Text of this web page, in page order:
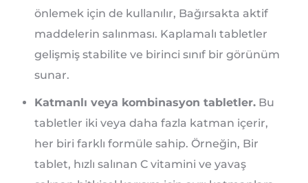
önlemek için de kullanılır, Bağırsakta aktif
maddelerin salınması. Kaplamalı tabletler
gelişmiş stabilite ve birinci sınıf bir görünüm
sunar.
Katmanlı veya kombinasyon tabletler. Bu
tabletler iki veya daha fazla katman içerir,
her biri farklı formüle sahip. Örneğin, Bir
tablet, hızlı salınan C vitamini ve yavaş